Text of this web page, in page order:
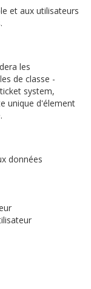
et aux utilisateurs
les
de classe -
system,
unique d'élement
données